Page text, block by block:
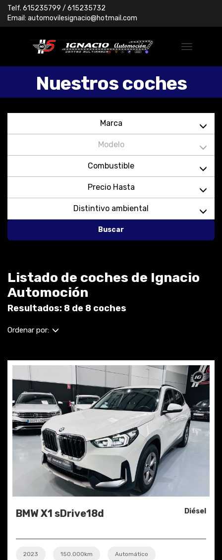
Telf. 615235799 / 615235732
Email: automovilesignacio@hotmail.com
Nuestros coches
Marca
Modelo
Combustible
Precio Hasta
Distintivo ambiental
Buscar
Listado de coches de Ignacio
Automoción
Resultados: 8 de 8 coches
Ordenar por:
BMW X1 sDrive18d Diésel
2023 150.000km Automático